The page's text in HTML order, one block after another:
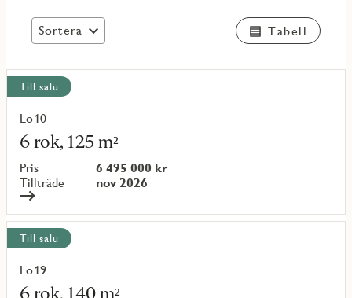
Sortera Tabell
Visa
alla
objekt
Till salu
Lo10
6 rok, 125 m²
Pris
6 495 000 kr
Tillträde
nov 2026
Läs
mer
om
objekt
{objectNumber}
Till salu
Lo19
6 rok, 140 m²
Läs
mer